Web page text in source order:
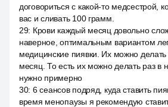
договориться с какой-то медсестрой,
вас и сливать 100 грамм.
29: Крови каждый месяц довольно
наверное, оптимальным вариантом
медицинские пиявки. Их можно
месяц. То есть их можно делать раз в
нужно примерно
30: 6 сеансов подряд, куда ставить
время менопаузы я рекомендую